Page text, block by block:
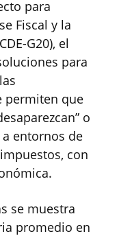
para
Fiscal y la
G20), el
para
permiten que
o
entornos de
con
se muestra
promedio en